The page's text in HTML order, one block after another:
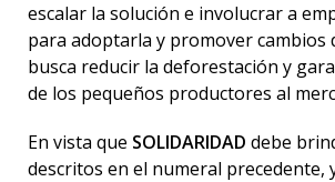
escalar la solución e involucrar a
para adoptarla y promover cambios
busca reducir la deforestación y
de los pequeños productores al
En vista que SOLIDARIDAD debe
descritos en el numeral precedente,